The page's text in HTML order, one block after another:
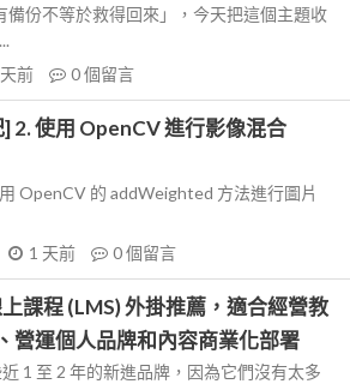
備份不等於救得回來」，今天把這個主題收
前 0個留言
2. 使用 OpenCV 進行影像混合
OpenCV 的 addWeighted 方法進行圖片
1 天前 0個留言
課程 (LMS) 外掛推薦，適合經營教
營運個人品牌和內容商業化部署
1 至 2 年的新進品牌，因為它們沒有太多